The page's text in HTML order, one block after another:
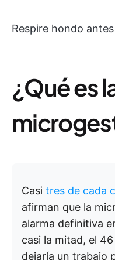
Respire hondo
¿Qué es
Casi tres de cada
afirman que la
alarma definitiva
casi la mitad, el
dejaría un trabajo